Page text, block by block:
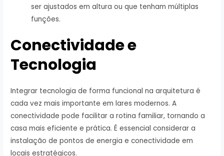
ser ajustados em altura ou que tenham múltiplas
funções.
Conectividade e
Tecnologia
Integrar tecnologia de forma funcional na arquitetura é
cada vez mais importante em lares modernos. A
conectividade pode facilitar a rotina familiar, tornando a
casa mais eficiente e prática. É essencial considerar a
instalação de pontos de energia e conectividade em
locais estratégicos.